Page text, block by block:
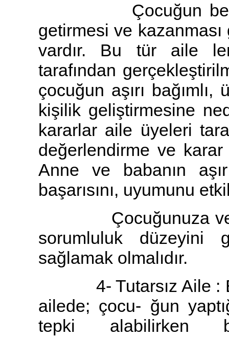
Çocuğun belli
getirmesi ve
vardır. Bu tür aile
tarafından
çocuğun aşırı
kişilik geliştirmesine
kararlar aile üyeleri
değerlendirme ve
Anne ve babanın
başarısını, uyumunu
Çocuğunuza
sorumluluk düzeyini
sağlamak olmalıdır.
4- Tutarsız Aile : Bu
ailede; çocu- ğun
tepki